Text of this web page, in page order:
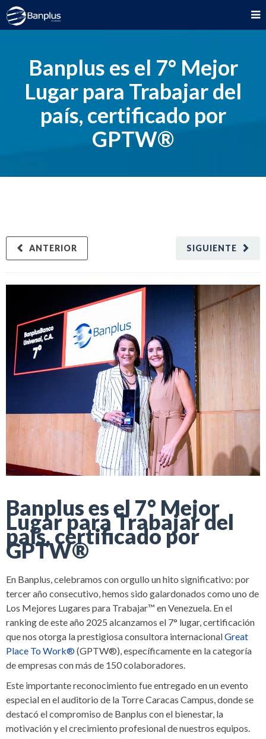
Banplus es el 7° Mejor
Lugar para Trabajar del
país, certificado por
GPTW®
SIGUIENTE
ANTERIOR
Banplus es el 7° Mejor
Lugar para Trabajar del
país, certificado por
GPTW®
En Banplus, celebramos con orgullo un hito significativo: por
tercer año consecutivo, hemos sido galardonados como uno de
Los Mejores Lugares para Trabajar™ en Venezuela. En el
ranking de este año 2025 alcanzamos el 7° lugar, certificación
que nos otorga la prestigiosa consultora internacionalGreat
Place To Work®(GPTW®), específicamente en la categoría
de empresas con más de 150 colaboradores.
Este importante reconocimiento fue entregado en un evento
especial en el auditorio de la Torre Caracas Campus, donde se
destacó el compromiso de Banplus con el bienestar, la
motivación y el crecimiento profesional de nuestros equipos.